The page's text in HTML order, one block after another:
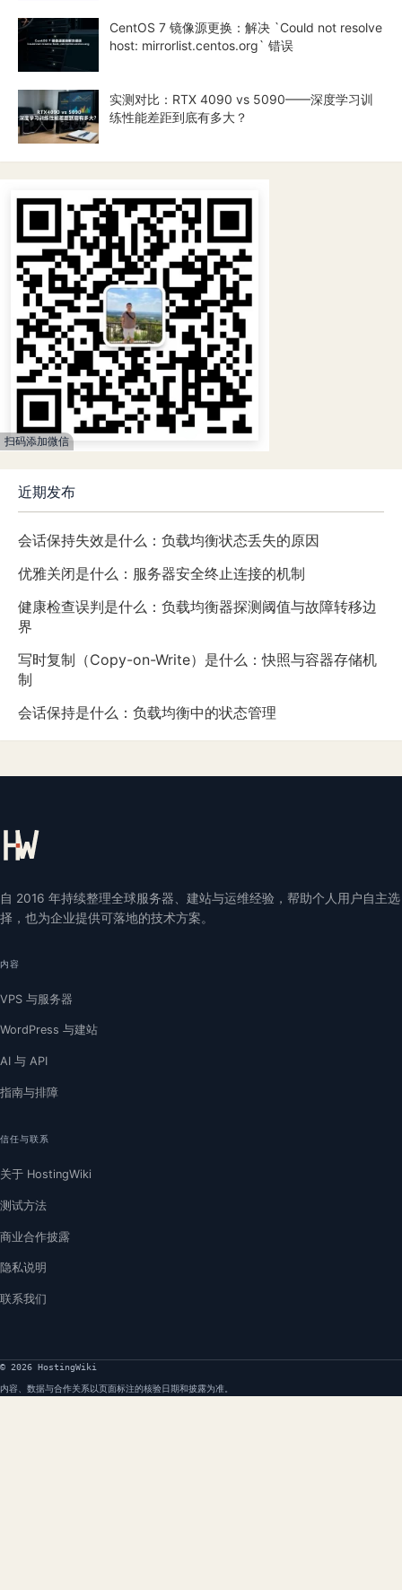
CentOS 7 镜像源更换：解决 `Could not resolve
host: mirrorlist.centos.org` 错误
实测对比：RTX 4090 vs 5090——深度学习训
练性能差距到底有多大？
扫码添加微信
近期发布
会话保持失效是什么：负载均衡状态丢失的原因
优雅关闭是什么：服务器安全终止连接的机制
健康检查误判是什么：负载均衡器探测阈值与故障转移边
界
写时复制（Copy-on-Write）是什么：快照与容器存储机
制
会话保持是什么：负载均衡中的状态管理
自 2016 年持续整理全球服务器、建站与运维经验，帮助个人用户自主选
择，也为企业提供可落地的技术方案。
内容
VPS 与服务器
WordPress 与建站
AI 与 API
指南与排障
信任与联系
关于 HostingWiki
测试方法
商业合作披露
隐私说明
联系我们
© 2026 HostingWiki
内容、数据与合作关系以页面标注的核验日期和披露为准。